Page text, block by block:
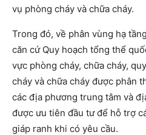
vụ phòng cháy và chữa cháy.
Trong đó, về phân vùng hạ
căn cứ Quy hoạch tổng thể
vực phòng cháy, chữa cháy,
cháy và chữa cháy được phân
các địa phương trung tâm và
được ưu tiên đầu tư để hỗ trợ
giáp ranh khi có yêu cầu.